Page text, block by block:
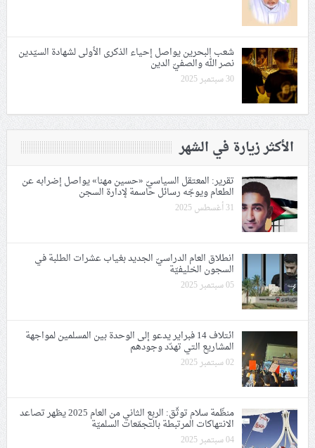
شعب البحرين يواصل إحياء الذكرى الأولى لشهادة السيّدين
نصر الله والصفيّ الدين
30 سبتمبر 2025
الأكثر زيارة في الشهر
تقرير: المعتقل السياسيّ «حسين مهنا» يواصل إضرابه عن
الطعام ويوجّه رسائل حاسمة لإدارة السجن
31 أغسطس 2025
انطلاق العام الدراسيّ الجديد بغياب عشرات الطلبة في
السجون الخليفيّة
05 سبتمبر 2025
ائتلاف 14 فبراير يدعو إلى الوحدة بين المسلمين لمواجهة
المشاريع التي تهدّد وجودهم
02 سبتمبر 2025
منظّمة سلام توثّق: اﻟﺮﺑﻊ اﻟﺜﺎﻧﻲ ﻣﻦ العام 2025 يظهر تصاعد
الانتهاكات المرتبطة بالتجمّعات السلميّة
04 سبتمبر 2025